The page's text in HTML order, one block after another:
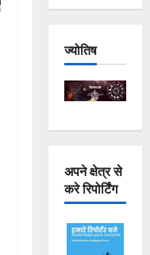
ज्योतिष
अपने क्षेत्र से
करे रिपोर्टिंग